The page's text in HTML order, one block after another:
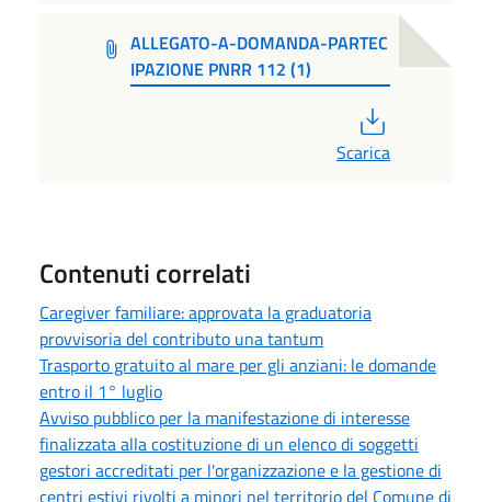
ALLEGATO-A-DOMANDA-PARTEC
IPAZIONE PNRR 112 (1)
Scarica
Contenuti correlati
Caregiver familiare: approvata la graduatoria
provvisoria del contributo una tantum
Trasporto gratuito al mare per gli anziani: le domande
entro il 1° luglio
Avviso pubblico per la manifestazione di interesse
finalizzata alla costituzione di un elenco di soggetti
gestori accreditati per l'organizzazione e la gestione di
centri estivi rivolti a minori nel territorio del Comune di